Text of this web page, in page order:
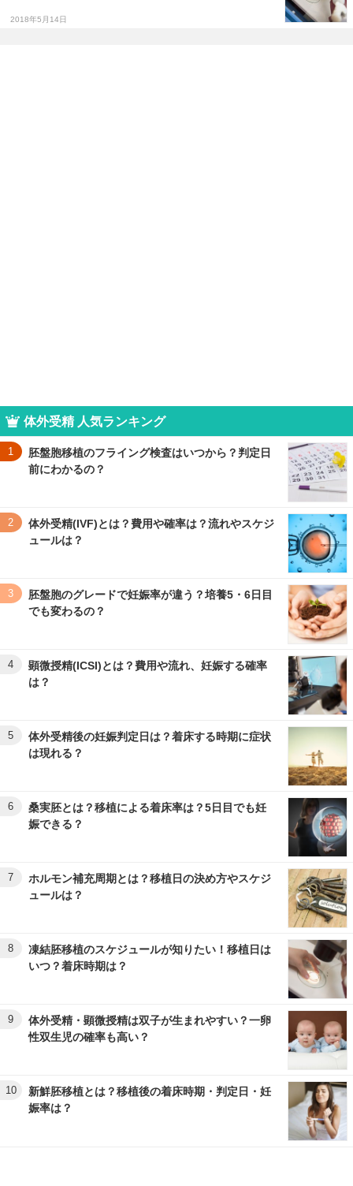
2018年5月14日
体外受精 人気ランキング
1
胚盤胞移植のフライング検査はいつから？判定日
前にわかるの？
2
体外受精(IVF)とは？費用や確率は？流れやスケジ
ュールは？
3
胚盤胞のグレードで妊娠率が違う？培養5・6日目
でも変わるの？
4
顕微授精(ICSI)とは？費用や流れ、妊娠する確率
は？
5
体外受精後の妊娠判定日は？着床する時期に症状
は現れる？
6
桑実胚とは？移植による着床率は？5日目でも妊
娠できる？
7
ホルモン補充周期とは？移植日の決め方やスケジ
ュールは？
8
凍結胚移植のスケジュールが知りたい！移植日は
いつ？着床時期は？
9
体外受精・顕微授精は双子が生まれやすい？一卵
性双生児の確率も高い？
10
新鮮胚移植とは？移植後の着床時期・判定日・妊
娠率は？